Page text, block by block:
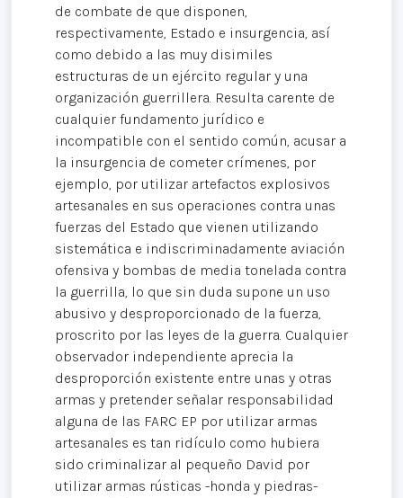
de combate de que disponen,
respectivamente, Estado e insurgencia, así
como debido a las muy disimiles
estructuras de un ejército regular y una
organización guerrillera. Resulta carente de
cualquier fundamento jurídico e
incompatible con el sentido común, acusar a
la insurgencia de cometer crímenes, por
ejemplo, por utilizar artefactos explosivos
artesanales en sus operaciones contra unas
fuerzas del Estado que vienen utilizando
sistemática e indiscriminadamente aviación
ofensiva y bombas de media tonelada contra
la guerrilla, lo que sin duda supone un uso
abusivo y desproporcionado de la fuerza,
proscrito por las leyes de la guerra. Cualquier
observador independiente aprecia la
desproporción existente entre unas y otras
armas y pretender señalar responsabilidad
alguna de las FARC EP por utilizar armas
artesanales es tan ridículo como hubiera
sido criminalizar al pequeño David por
utilizar armas rústicas -honda y piedras-